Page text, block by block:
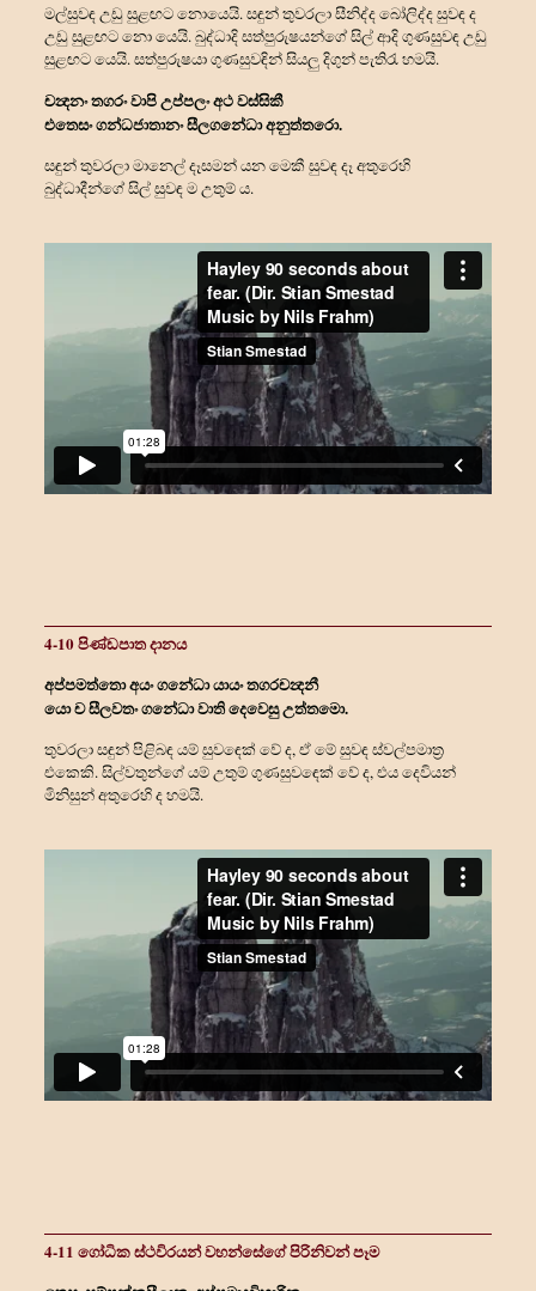
මල්සුවඳ උඩු සුළඟට නොයෙයි. සඳුන් තුවරලා සීනිද්ද බෝලිද්ද සුවඳ ද
උඩු සුළඟට නො යෙයි. බුද්ධාදි සත්පුරුෂයන්ගේ සිල් ආදි ගුණසුවඳ උඩු
සුළඟට යෙයි. සත්පුරුෂයා ගුණසුවඳින් සියලු දිගුන් පැතිරැ හමයි.
චන්‍දනං තගරං වාපි උප්පලං අථ වස්සිකී
එතෙසං ගන්‍ධජාතානං සීලගන්‍ධො අනුත්තරො.
සඳුන් තුවරලා මානෙල් දෑසමන් යන මෙකී සුවඳ දෑ අතුරෙහි
බුද්ධාදීන්ගේ සිල් සුවඳ ම උතුම් ය.
4-10 පිණ්ඩපාත දානය
අප්පමත්තො අයං ගන්‍ධො යායං තගරචන්‍දනී
යො ච සීලවතං ගන්‍ධො වාති දෙවෙසු උත්තමො.
තුවරලා සඳුන් පිළිබඳ යම් සුවඳෙක් වේ ද, ඒ මේ සුවඳ ස්වල්පමාත්‍ර
එකෙකි. සිල්වතුන්ගේ යම් උතුම් ගුණසුවඳෙක් වේ ද, එය දෙවියන්
මිනිසුන් අතුරෙහි ද හමයි.
4-11 ගෝධික ස්ථවිරයන් වහන්සේගේ පිරිනිවන් පෑම